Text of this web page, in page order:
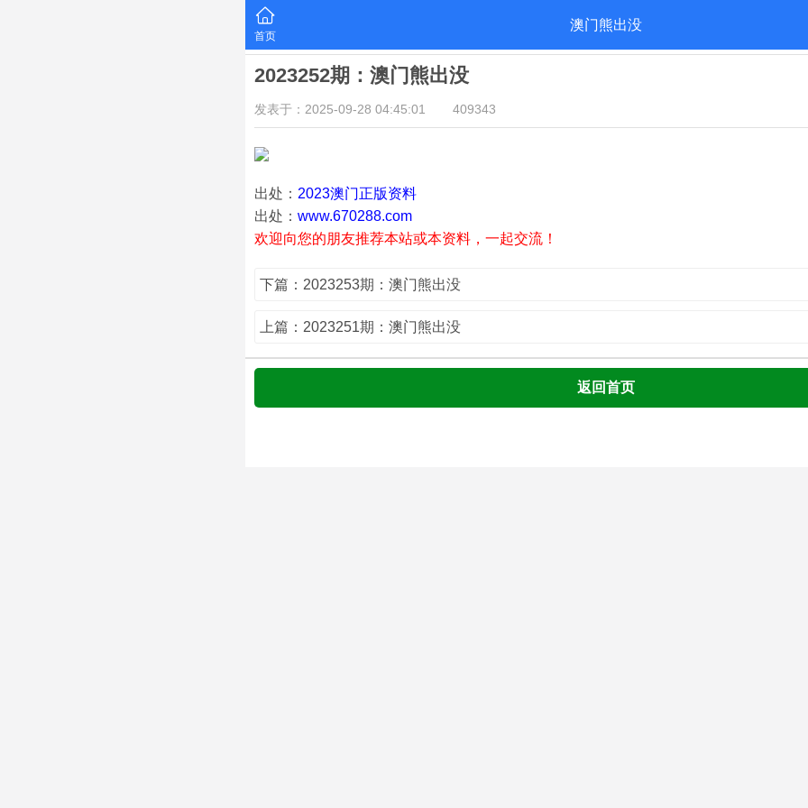
首页
澳门熊出没
2023252期：澳门熊出没
发表于：2025-09-28 04:45:01 409343
出处： 2023澳门正版资料
出处： www.670288.com
欢迎向您的朋友推荐本站或本资料，一起交流！
下篇：2023253期：澳门熊出没
上篇：2023251期：澳门熊出没
返回首页